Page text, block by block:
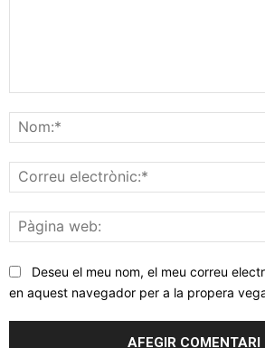
Deseu el meu nom, el meu correu
en aquest navegador per a la propera